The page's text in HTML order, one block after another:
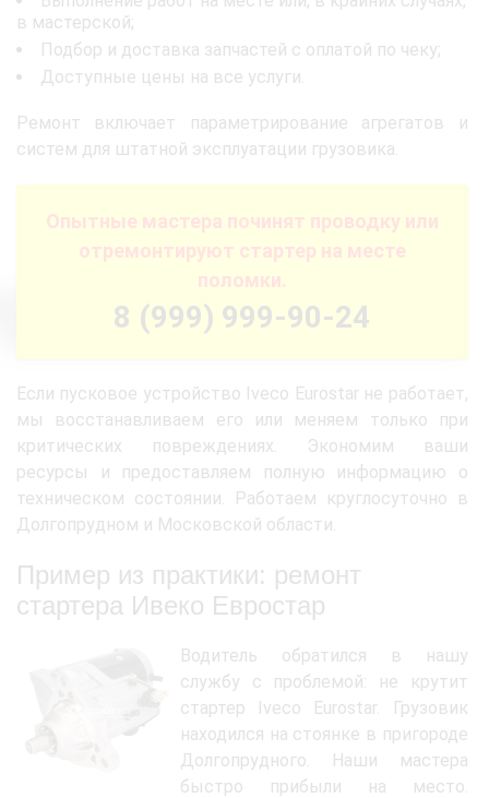
в мастерской;
Подбор и доставка запчастей с оплатой по чеку;
Доступные цены на все услуги.
Ремонт включает параметрирование агрегатов и
систем для штатной эксплуатации грузовика.
Опытные мастера починят проводку или
отремонтируют стартер на месте
поломки.
8 (999) 999-90-24
Если пусковое устройство Iveco Eurostar не работает,
мы восстанавливаем его или меняем только при
критических повреждениях. Экономим ваши
ресурсы и предоставляем полную информацию о
техническом состоянии. Работаем круглосуточно в
Долгопрудном и Московской области.
Пример из практики: ремонт
стартера Ивеко Евростар
Водитель обратился в нашу
службу с проблемой: не крутит
стартер Iveco Eurostar. Грузовик
находился на стоянке в пригороде
Долгопрудного. Наши мастера
быстро прибыли на место.